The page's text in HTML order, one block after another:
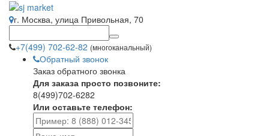
г. Москва, улица Привольная, 70
+7(499) 702-62-82 (многоканальный)
Обратный звонок
Заказ обратного звонка
Для заказа просто позвоните:
8(499)702-6282
Или оставьте телефон: